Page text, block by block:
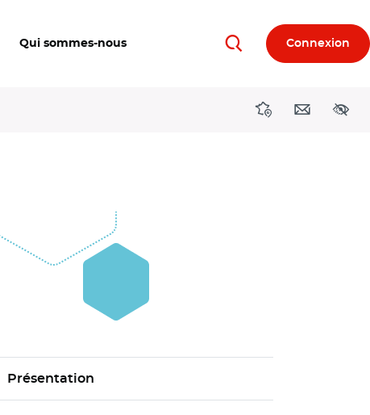
Qui sommes-nous RechercherConnexion
DirectionsContact
Présentation